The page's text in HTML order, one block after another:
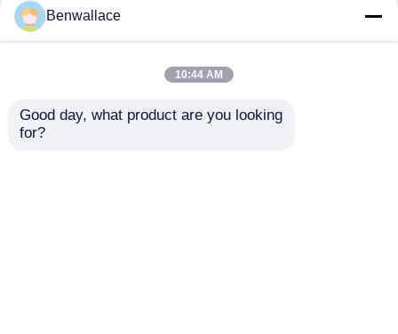
ASTM 316L SS Square
Pipe TP316L 1.4404 溶
409Lステンレス鋼の溶
60*1.5*6000 自動車部
品
Benwallace
10:44 AM
Good day, what product are you looking
for?